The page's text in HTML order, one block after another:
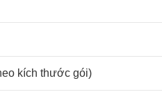
kích thước gói)